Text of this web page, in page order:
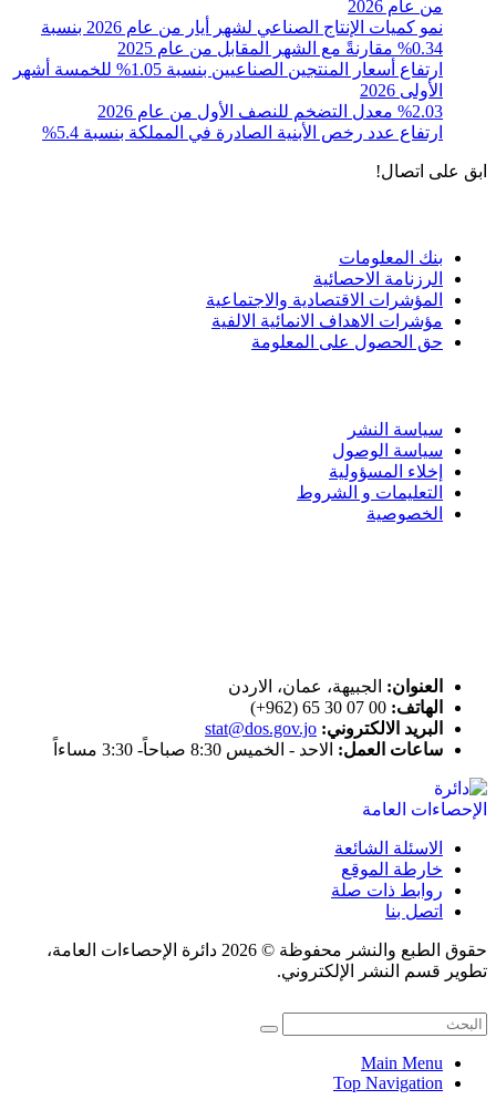
من عام 2026
نمو كميات الإنتاج الصناعي لشهر أيار من عام 2026 بنسبة
0.34% مقارنةً مع الشهر المقابل من عام 2025
ارتفاع أسعار المنتجين الصناعيين بنسبة 1.05% للخمسة أشهر
الأولى 2026
%2.03 معدل التضخم للنصف الأول من عام 2026
ارتفاع عدد رخص الأبنية الصادرة في المملكة بنسبة 5.4%
ابق على اتصال!
بنك المعلومات
الرزنامة الاحصائية
المؤشرات الاقتصادية والاجتماعية
مؤشرات الاهداف الانمائية الالفية
حق الحصول على المعلومة
سياسة النشر
سياسة الوصول
إخلاء المسؤولية
التعليمات و الشروط
الخصوصية
العنوان: الجبيهة، عمان، الاردن
الهاتف: 00 07 30 65 (962+)
البريد الالكتروني: stat@dos.gov.jo
ساعات العمل: الاحد - الخميس 8:30 صباحاً- 3:30 مساءاً
الاسئلة الشائعة
خارطة الموقع
روابط ذات صلة
اتصل بنا
حقوق الطبع والنشر محفوظة © 2026 دائرة الإحصاءات العامة،
تطوير قسم النشر الإلكتروني.
Main Menu
Top Navigation